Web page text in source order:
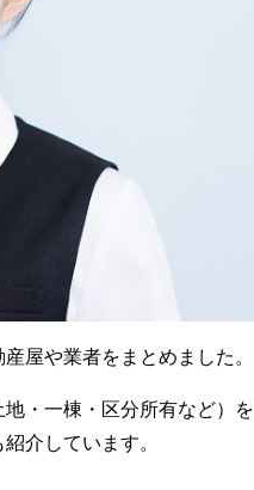
屋や業者をまとめました。
・一棟・区分所有など）を
介しています。